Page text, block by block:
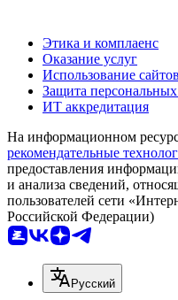
Этика и комплаенс
Оказание услуг
Использование сайтов
Защита
ИТ аккредитация
На информационном
рекомендательные
предоставления
и анализа сведений,
пользователей сети
Российской Федерации)
Русский